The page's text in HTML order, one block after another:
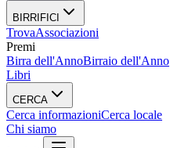
BIRRIFICI
TrovaAssociazioni
Premi
Birra dell'AnnoBirraio dell'Anno
Libri
CERCA
Cerca informazioniCerca locale
Chi siamo